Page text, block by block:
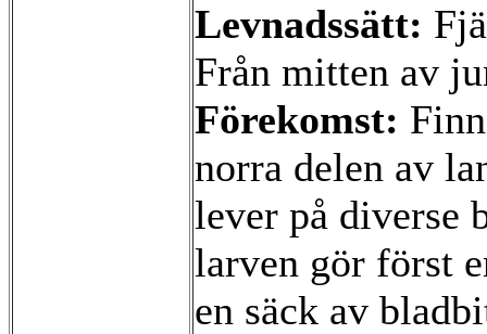
Levnadssätt:
Från mitten av
Förekomst:
norra delen av
lever på diverse
larven gör först
en säck av